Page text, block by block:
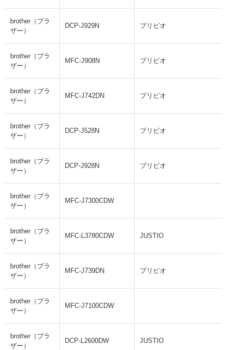
brother（ブラ
ザー）
DCP-J929N プリビオ
brother（ブラ
ザー）
MFC-J908N プリビオ
brother（ブラ
ザー）
MFC-J742DN プリビオ
brother（ブラ
ザー）
DCP-J528N プリビオ
brother（ブラ
ザー）
DCP-J928N プリビオ
brother（ブラ
ザー）
MFC-J7300CDW
brother（ブラ
ザー）
MFC-L3780CDW JUSTIO
brother（ブラ
ザー）
MFC-J739DN プリビオ
brother（ブラ
ザー）
MFC-J7100CDW
brother（ブラ
ザー）
DCP-L2600DW JUSTIO